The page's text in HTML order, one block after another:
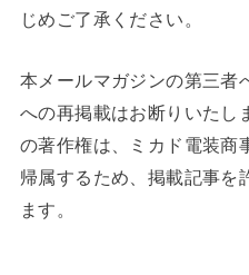
じめご了承ください。
本メールマガジンの第三
への再掲載はお断りいたし
の著作権は、ミカド電装商
帰属するため、掲載記事を
ます。